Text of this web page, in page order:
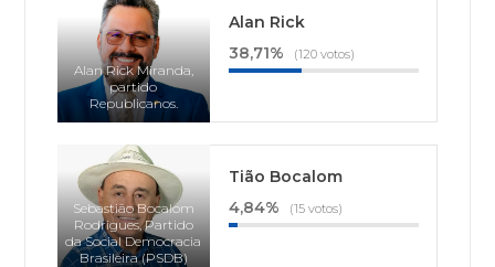
Alan Rick Miranda,
partido
Republicanos.
Alan Rick
38,71%
(120 votos)
Sebastião Bocalom
Rodrigues, Partido
da Social Democracia
Brasileira (PSDB)
Tião Bocalom
4,84%
(15 votos)